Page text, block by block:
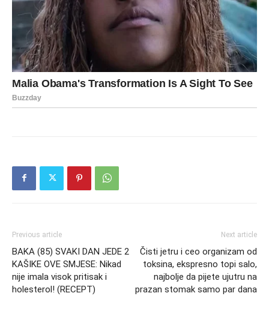
Previous article
BAKA (85) SVAKI DAN JEDE 2
KAŠIKE OVE SMJESE: Nikad
nije imala visok pritisak i
holesterol! (RECEPT)
Next article
Čisti jetru i ceo organizam od
toksina, ekspresno topi salo,
najbolje da pijete ujutru na
prazan stomak samo par dana